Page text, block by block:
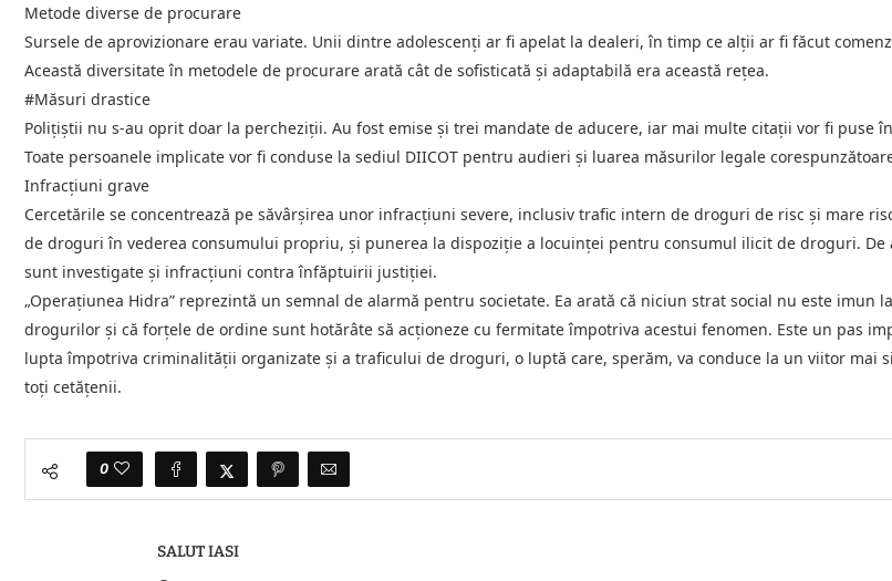
Metode diverse de procurare
Sursele de aprovizionare erau variate. Unii dintre adolescenți ar fi apelat la dealeri, în timp ce alții ar fi făcut
Această diversitate în metodele de procurare arată cât de sofisticată și adaptabilă era această rețea.
#Măsuri drastice
Polițiștii nu s-au oprit doar la percheziții. Au fost emise și trei mandate de aducere, iar mai multe citații vor fi puse
Toate persoanele implicate vor fi conduse la sediul DIICOT pentru audieri și luarea măsurilor legale
Infracțiuni grave
Cercetările se concentrează pe săvârșirea unor infracțiuni severe, inclusiv trafic intern de droguri de risc și mare
de droguri în vederea consumului propriu, și punerea la dispoziție a locuinței pentru consumul ilicit de droguri. De
sunt investigate și infracțiuni contra înfăptuirii justiției.
„Operațiunea Hidra” reprezintă un semnal de alarmă pentru societate. Ea arată că niciun strat social nu este imun
drogurilor și că forțele de ordine sunt hotărâte să acționeze cu fermitate împotriva acestui fenomen. Este un pas
lupta împotriva criminalității organizate și a traficului de droguri, o luptă care, sperăm, va conduce la un viitor mai
toți cetățenii.
0
SALUT IASI